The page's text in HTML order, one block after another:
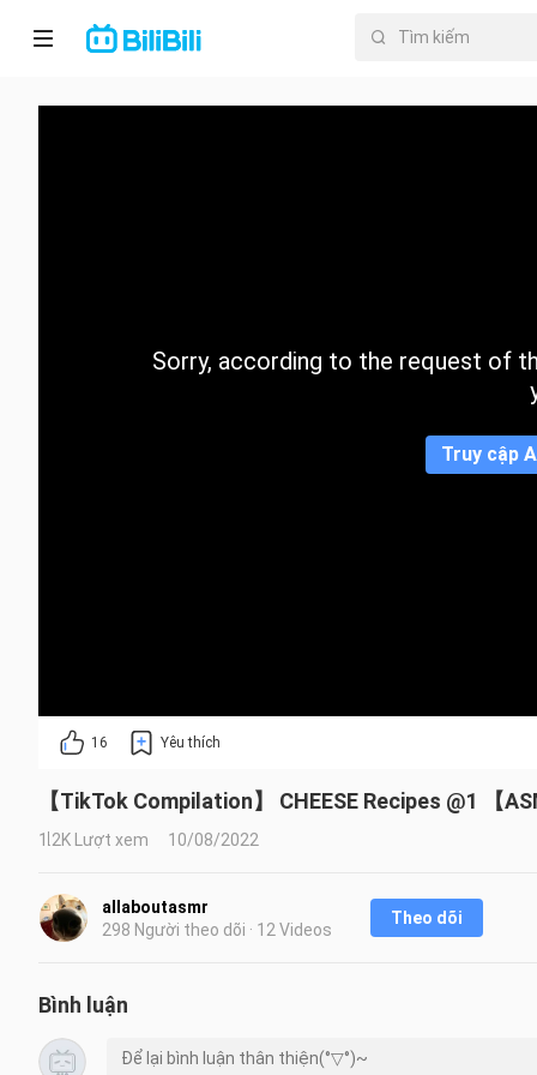
Trang chủ
Sorry, according to the request of
Truy cập
16 Yêu thích
【TikTok Compilation】 CHEESE Recipes @1 【
1.2K Lượt xem 10/08/2022
allaboutasmr
298 Người theo dõi · 12 Videos
Theo dõi
Bình luận